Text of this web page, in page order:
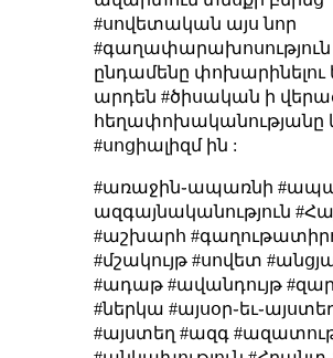
#սովետական այս նոր
#գաղափարախոսություն
ընդամենը փոխարինելու
արդեն #ծիսական ի
հեղափոխականությանը
#սոցիալիզմ ին :
#առաջին֊ապառնի
ազգայնականություն
#աշխարհ
#մշակույթ #սովետ
#ադաթ #ավանդույթ
#ներկա
#այստեղ #ազգ